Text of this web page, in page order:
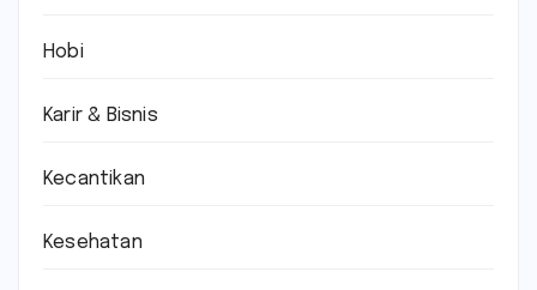
Hobi
Karir & Bisnis
Kecantikan
Kesehatan